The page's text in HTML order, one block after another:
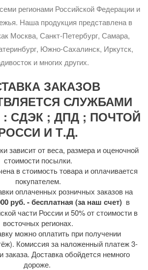
регионами Российской Федерации и
Наша продукция представлена в
Москва, Санкт-Петербург, Самара,
Южно-Сахалинск, Иркутск,
и многих других.
ЗАКАЗОВ
СЛУЖБАМИ
СДЭК ; ДПД ; ПОЧТОЙ
И Т.Д.
зависит от веса, размера и оценочной
стоимости посылки.
в стоимость товара и оплачивается
покупателем.
оплаченных розничных заказов на
руб. - бесплатная (за наш счет) в
части России и 50% от стоимости в
восточных регионах.
можно оплатить при получении
Комиссия за наложенный платеж 3-
заказа. Доставка обойдется немного
дороже.